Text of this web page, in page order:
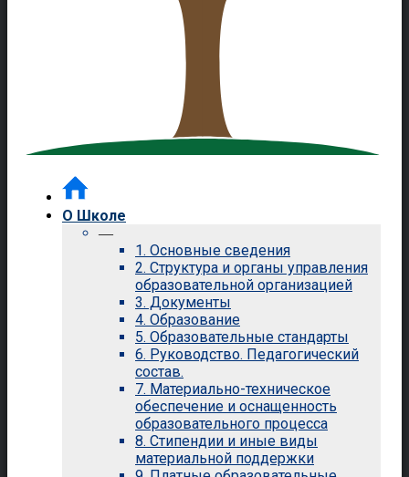
О Школе
—
1. Основные сведения
2. Структура и органы управления
образовательной организацией
3. Документы
4. Образование
5. Образовательные стандарты
6. Руководство. Педагогический
состав.
7. Материально-техническое
обеспечение и оснащенность
образовательного процесса
8. Стипендии и иные виды
материальной поддержки